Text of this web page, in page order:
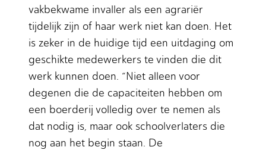
vakbekwame invaller als een agrariër
tijdelijk zijn of haar werk niet kan doen. Het
is zeker in de huidige tijd een uitdaging om
geschikte medewerkers te vinden die dit
werk kunnen doen. “Niet alleen voor
degenen die de capaciteiten hebben om
een boerderij volledig over te nemen als
dat nodig is, maar ook schoolverlaters die
nog aan het begin staan. De